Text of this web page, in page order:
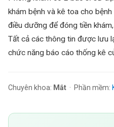
khám bệnh và kê toa cho bệnh
điều dưỡng để đóng tiền
Tất cả các thông tin được lưu
chức năng báo cáo thống kê
Chuyên khoa: Mắt · Phần mềm: